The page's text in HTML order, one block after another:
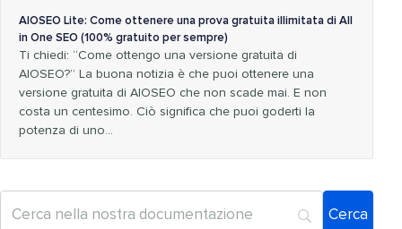
AIOSEO Lite: Come ottenere una prova gratuita illimitata di All
in One SEO (100% gratuito per sempre)
Ti chiedi: “Come ottengo una versione gratuita di
AIOSEO?” La buona notizia è che puoi ottenere una
versione gratuita di AIOSEO che non scade mai. E non
costa un centesimo. Ciò significa che puoi goderti la
potenza di uno...